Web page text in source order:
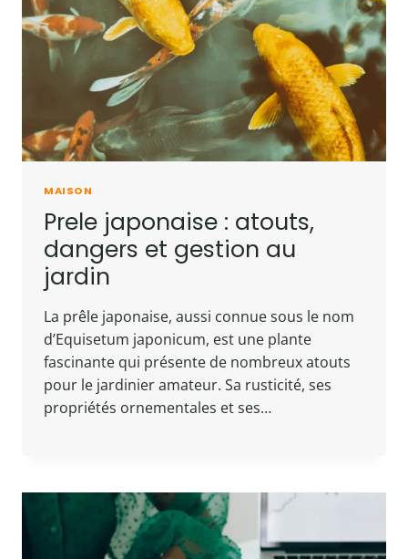
MAISON
Prele japonaise : atouts,
dangers et gestion au
jardin
La prêle japonaise, aussi connue sous le nom
d’Equisetum japonicum, est une plante
fascinante qui présente de nombreux atouts
pour le jardinier amateur. Sa rusticité, ses
propriétés ornementales et ses…